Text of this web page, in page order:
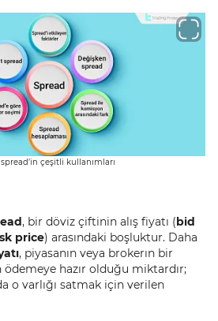
çeşitli kullanımları
, bir döviz çiftinin alış fiyatı (bid
price) arasındaki boşluktur. Daha
, piyasanın veya brokerın bir
ödemeye hazır olduğu miktardır;
o varlığı satmak için verilen